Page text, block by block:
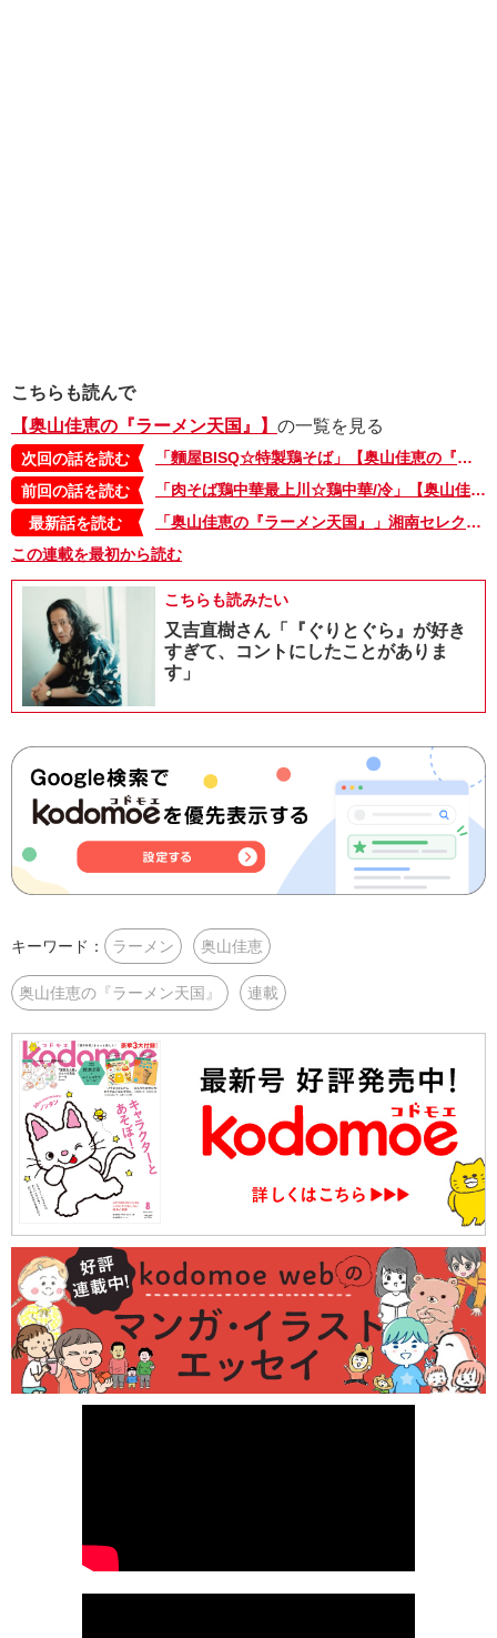
こちらも読んで
【奥山佳恵の『ラーメン天国』】 の一覧を見る
次回の話を読む
「麵屋BISQ☆特製鶏そば」【奥山佳恵の『ラーメン天国』第四十五回】
前回の話を読む
「肉そば鶏中華最上川☆鶏中華/冷」【奥山佳恵の『ラーメン天国』第四十三回】
最新話を読む
「奥山佳恵の『ラーメン天国』」湘南セレクション・2。本日最終日！ 湘南でラーメン原画展を開催中
この連載を最初から読む
こちらも読みたい
又吉直樹さん「『ぐりとぐら』が好き
すぎて、コントにしたことがありま
す」
キーワード： ラーメン 奥山佳恵
奥山佳恵の『ラーメン天国』 連載